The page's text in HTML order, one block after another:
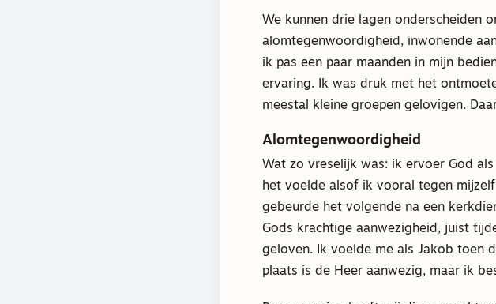
We kunnen drie lagen onderscheiden
alomtegenwoordigheid, inwonende
ik pas een paar maanden in mijn
ervaring. Ik was druk met het
meestal kleine groepen gelovigen.
Alomtegenwoordigheid
Wat zo vreselijk was: ik ervoer God
het voelde alsof ik vooral tegen
gebeurde het volgende na een
Gods krachtige aanwezigheid, juist
geloven. Ik voelde me als Jakob toen
plaats is de Heer aanwezig, maar ik